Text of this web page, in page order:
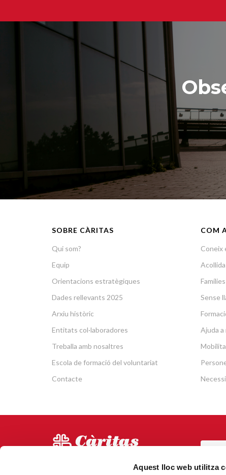
Aquest lloc web utilitza
SOBRE CÀRITAS
Qui som?
Equip
Orientacions estratègiques
Dades rellevants 2025
Arxiu històric
Entitats col·laboradores
Treballa amb nosaltres
Escola de formació del voluntariat
Contacte
COM
Coneix
Sense
Ajuda
Via Laietana 5, Entl.